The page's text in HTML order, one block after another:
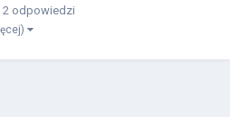
(sprawdzone suwmiarka od
wejdą...
2 odpowiedzi